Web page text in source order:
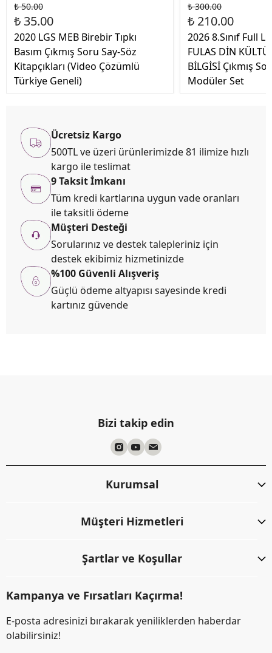
₺ 50.00
₺ 35.00
2020 LGS MEB Birebir Tıpkı
Basım Çıkmış Soru Say-Söz
Kitapçıkları (Video Çözümlü
Türkiye Geneli)
₺ 300.00
₺ 210.00
2026 8.Sınıf Full
FULAS DİN
BİLGİSİ Çıkmış
Modüler Set
Ücretsiz Kargo
500TL ve üzeri ürünlerimizde 81 ilimize hızlı
kargo ile teslimat
9 Taksit İmkanı
Tüm kredi kartlarına uygun vade oranları
ile taksitli ödeme
Müşteri Desteği
Sorularınız ve destek talepleriniz için
destek ekibimiz hizmetinizde
%100 Güvenli Alışveriş
Güçlü ödeme altyapısı sayesinde kredi
kartınız güvende
Bizi takip edin
Kurumsal
Müşteri Hizmetleri
Şartlar ve Koşullar
Kampanya ve Fırsatları Kaçırma!
E-posta adresinizi bırakarak yeniliklerden haberdar
olabilirsiniz!